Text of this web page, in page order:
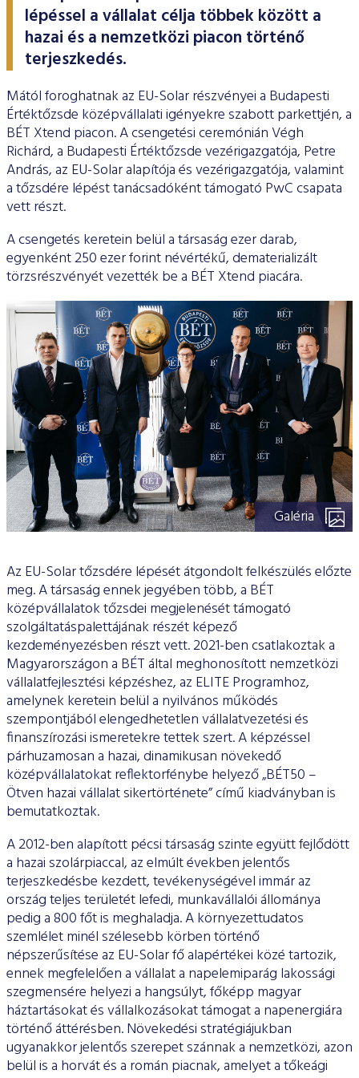
ESG Útmutató
lépéssel a vállalat célja többek között a
hazai és a nemzetközi piacon történő
terjeszkedés.
Mától foroghatnak az EU-Solar részvényei a Budapesti
Értéktőzsde középvállalati igényekre szabott parkettjén, a
BÉT Xtend piacon. A csengetési ceremónián Végh
Richárd, a Budapesti Értéktőzsde vezérigazgatója, Petre
András, az EU-Solar alapítója és vezérigazgatója, valamint
a tőzsdére lépést tanácsadóként támogató PwC csapata
vett részt.
A csengetés keretein belül a társaság ezer darab,
egyenként 250 ezer forint névértékű, dematerializált
törzsrészvényét vezették be a BÉT Xtend piacára.
Galéria
Az EU-Solar tőzsdére lépését átgondolt felkészülés előzte
meg. A társaság ennek jegyében több, a BÉT
középvállalatok tőzsdei megjelenését támogató
szolgáltatáspalettájának részét képező
kezdeményezésben részt vett. 2021-ben csatlakoztak a
Magyarországon a BÉT által meghonosított nemzetközi
vállalatfejlesztési képzéshez, az ELITE Programhoz,
amelynek keretein belül a nyilvános működés
szempontjából elengedhetetlen vállalatvezetési és
finanszírozási ismeretekre tettek szert. A képzéssel
párhuzamosan a hazai, dinamikusan növekedő
középvállalatokat reflektorfénybe helyező „BÉT50 –
Ötven hazai vállalat sikertörténete” című kiadványban is
bemutatkoztak.
A 2012-ben alapított pécsi társaság szinte együtt fejlődött
a hazai szolárpiaccal, az elmúlt években jelentős
terjeszkedésbe kezdett, tevékenységével immár az
ország teljes területét lefedi, munkavállalói állománya
pedig a 800 főt is meghaladja. A környezettudatos
szemlélet minél szélesebb körben történő
népszerűsítése az EU-Solar fő alapértékei közé tartozik,
ennek megfelelően a vállalat a napelemiparág lakossági
szegmensére helyezi a hangsúlyt, főképp magyar
háztartásokat és vállalkozásokat támogat a napenergiára
történő áttérésben. Növekedési stratégiájukban
ugyanakkor jelentős szerepet szánnak a nemzetközi, azon
belül is a horvát és a román piacnak, amelyet a tőkeági